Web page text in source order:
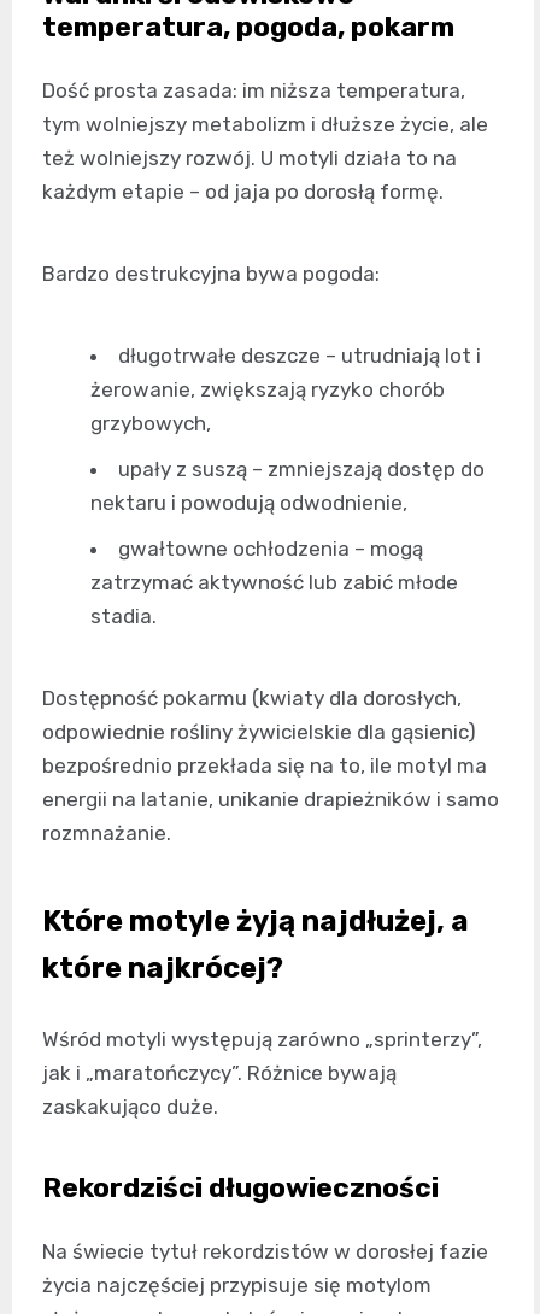
temperatura, pogoda, pokarm
Dość prosta zasada: im niższa temperatura,
tym wolniejszy metabolizm i dłuższe życie, ale
też wolniejszy rozwój. U motyli działa to na
każdym etapie – od jaja po dorosłą formę.
Bardzo destrukcyjna bywa pogoda:
długotrwałe deszcze – utrudniają lot i
żerowanie, zwiększają ryzyko chorób
grzybowych,
upały z suszą – zmniejszają dostęp do
nektaru i powodują odwodnienie,
gwałtowne ochłodzenia – mogą
zatrzymać aktywność lub zabić młode
stadia.
Dostępność pokarmu (kwiaty dla dorosłych,
odpowiednie rośliny żywicielskie dla gąsienic)
bezpośrednio przekłada się na to, ile motyl ma
energii na latanie, unikanie drapieżników i samo
rozmnażanie.
Które motyle żyją najdłużej, a
które najkrócej?
Wśród motyli występują zarówno „sprinterzy”,
jak i „maratończycy”. Różnice bywają
zaskakująco duże.
Rekordziści długowieczności
Na świecie tytuł rekordzistów w dorosłej fazie
życia najczęściej przypisuje się motylom